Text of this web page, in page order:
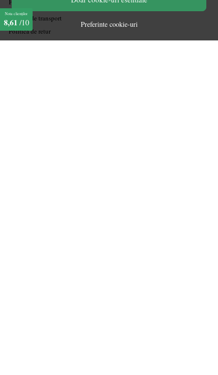
Preferinte cookie-uri
Politica de transport
Politica de retur
Nota clienților
8,61 /10